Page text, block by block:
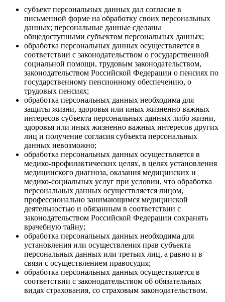
субъект персональных данных дал согласие в
письменной форме на обработку своих персональных
данных; персональные данные сделаны
общедоступными субъектом персональных данных;
обработка персональных данных осуществляется в
соответствии с законодательством о государственной
социальной помощи, трудовым законодательством,
законодательством Российской Федерации о пенсиях по
государственному пенсионному обеспечению, о
трудовых пенсиях;
обработка персональных данных необходима для
защиты жизни, здоровья или иных жизненно важных
интересов субъекта персональных данных либо жизни,
здоровья или иных жизненно важных интересов других
лиц и получение согласия субъекта персональных
данных невозможно;
обработка персональных данных осуществляется в
медико-профилактических целях, в целях установления
медицинского диагноза, оказания медицинских и
медико-социальных услуг при условии, что обработка
персональных данных осуществляется лицом,
профессионально занимающимся медицинской
деятельностью и обязанным в соответствии с
законодательством Российской Федерации сохранять
врачебную тайну;
обработка персональных данных необходима для
установления или осуществления прав субъекта
персональных данных или третьих лиц, а равно и в
связи с осуществлением правосудия;
обработка персональных данных осуществляется в
соответствии с законодательством об обязательных
видах страхования, со страховым законодательством.